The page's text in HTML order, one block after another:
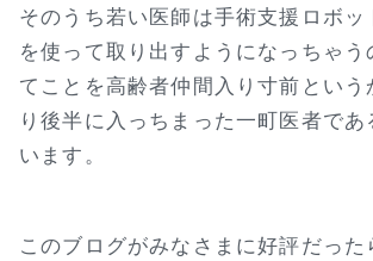
そのうち若い医師は手術支援ロボッ
を使って取り出すようになっちゃう
てことを高齢者仲間入り寸前という
り後半に入っちまった一町医者であ
います。
このブログがみなさまに好評だった